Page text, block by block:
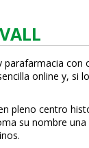
online y, si
pleno centro
su nombre